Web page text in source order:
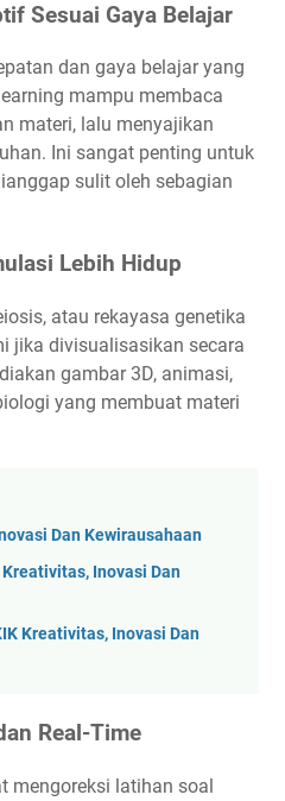
Sesuai Gaya Belajar
dan gaya belajar yang
mampu membaca
materi, lalu menyajikan
Ini sangat penting untuk
sulit oleh sebagian
Lebih Hidup
atau rekayasa genetika
jika divisualisasikan secara
gambar 3D, animasi,
yang membuat materi
Dan Kewirausahaan
Kreativitas, Inovasi Dan
Kreativitas, Inovasi Dan
Real-Time
mengoreksi latihan soal